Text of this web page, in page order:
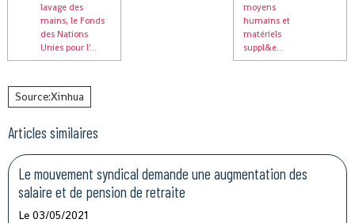
lavage des
mains, le Fonds
des Nations
Unies pour l'...
moyens
humains et
matériels
suppl&e...
Source:Xinhua
Articles similaires
Le mouvement syndical demande une augmentation des
salaire et de pension de retraite
Le 03/05/2021